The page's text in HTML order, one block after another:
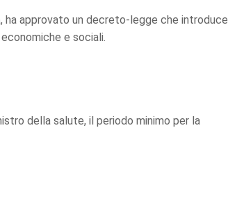
ha approvato un decreto-legge che introduce
e sociali.
della salute, il periodo minimo per la